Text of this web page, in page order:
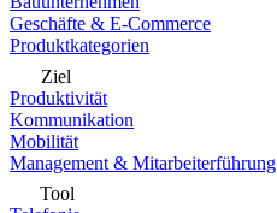
Geschäfte & E-Commerce
Produktkategorien
Ziel
Produktivität
Kommunikation
Mobilität
Management & Mitarbeiterführung
Tool